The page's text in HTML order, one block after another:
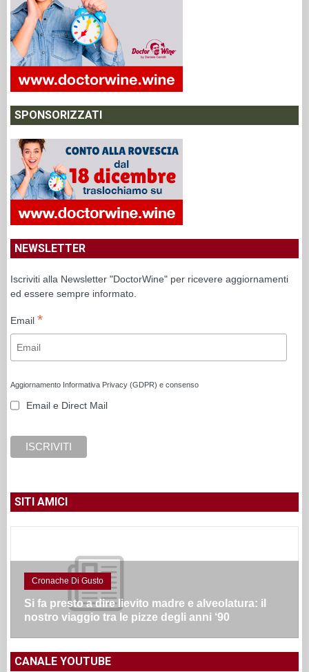
SPONSORIZZATI
NEWSLETTER
Iscriviti alla Newsletter "DoctorWine" per ricevere aggiornamenti
ed essere sempre informato.
Email *
Aggiornamento Informativa Privacy (GDPR) e consenso
Email e Direct Mail
SITI AMICI
Cronache Di Gusto
Si fa presto a dire lievito madre e alveolatura: il
nostro viaggio tra le pizze degli anni ‘90
CANALE YOUTUBE